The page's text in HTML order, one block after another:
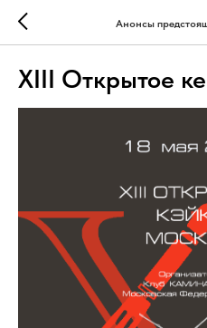
Анонсы
XIII Открытое